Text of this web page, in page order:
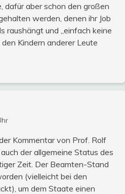
dafür aber schon den großen
werden, denen ihr Job
raushängt und „einfach keine
Kindern anderer Leute
Kommentar von Prof. Rolf
der allgemeine Status des
Zeit. Der Beamten-Stand
(vielleicht bei den
um dem Staate einen